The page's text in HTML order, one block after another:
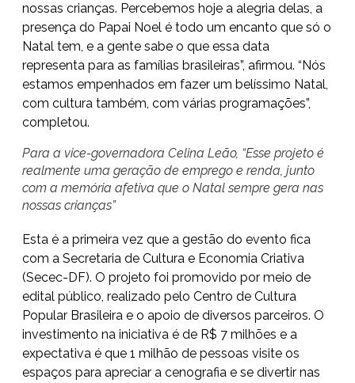
nossas crianças. Percebemos hoje a alegria delas, a
presença do Papai Noel é todo um encanto que só o
Natal tem, e a gente sabe o que essa data
representa para as famílias brasileiras”, afirmou. “Nós
estamos empenhados em fazer um belíssimo Natal,
com cultura também, com várias programações”,
completou.
Para a vice-governadora Celina Leão, “Esse projeto é
realmente uma geração de emprego e renda, junto
com a memória afetiva que o Natal sempre gera nas
nossas crianças”
Esta é a primeira vez que a gestão do evento fica
com a Secretaria de Cultura e Economia Criativa
(Secec-DF). O projeto foi promovido por meio de
edital público, realizado pelo Centro de Cultura
Popular Brasileira e o apoio de diversos parceiros. O
investimento na iniciativa é de R$ 7 milhões e a
expectativa é que 1 milhão de pessoas visite os
espaços para apreciar a cenografia e se divertir nas